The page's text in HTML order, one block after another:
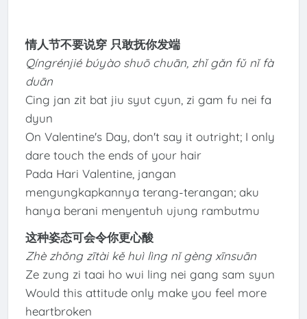
情人节不要说穿 只敢抚你发端
Qíngrénjié búyào shuō chuān, zhǐ gǎn fǔ nǐ fà
duān
Cing jan zit bat jiu syut cyun, zi gam fu nei fa
dyun
On Valentine's Day, don't say it outright; I only
dare touch the ends of your hair
Pada Hari Valentine, jangan
mengungkapkannya terang-terangan; aku
hanya berani menyentuh ujung rambutmu
这种姿态可会令你更心酸
Zhè zhǒng zītài kě huì lìng nǐ gèng xīnsuān
Ze zung zi taai ho wui ling nei gang sam syun
Would this attitude only make you feel more
heartbroken